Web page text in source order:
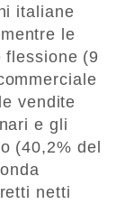
italiane
le
flessione (9
vendite
e gli
(40,2% del
netti